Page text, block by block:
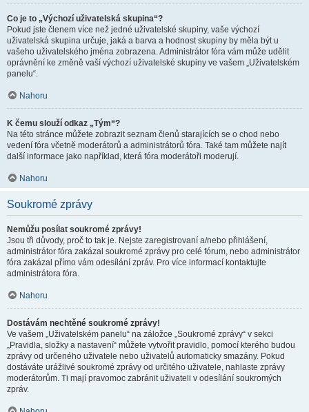
Co je to „Výchozí uživatelská skupina“?
Pokud jste členem více než jedné uživatelské skupiny, vaše výchozí
uživatelská skupina určuje, jaká a barva a hodnost skupiny by měla být u
vašeho uživatelského jména zobrazena. Administrátor fóra vám může udělit
oprávnění ke změně vaší výchozí uživatelské skupiny ve vašem „Uživatelském
panelu“.
Nahoru
K čemu slouží odkaz „Tým“?
Na této stránce můžete zobrazit seznam členů starajících se o chod nebo
vedení fóra včetně moderátorů a administrátorů fóra. Také tam můžete najít
další informace jako například, která fóra moderátoři moderují.
Nahoru
Soukromé zprávy
Nemůžu posílat soukromé zprávy!
Jsou tři důvody, proč to tak je. Nejste zaregistrovaní a/nebo přihlášení,
administrátor fóra zakázal soukromé zprávy pro celé fórum, nebo administrátor
fóra zakázal přímo vám odesílání zpráv. Pro více informací kontaktujte
administrátora fóra.
Nahoru
Dostávám nechtěné soukromé zprávy!
Ve vašem „Uživatelském panelu“ na záložce „Soukromé zprávy“ v sekci
„Pravidla, složky a nastavení“ můžete vytvořit pravidlo, pomocí kterého budou
zprávy od určeného uživatele nebo uživatelů automaticky smazány. Pokud
dostáváte urážlivé soukromé zprávy od určitého uživatele, nahlaste zprávy
moderátorům. Ti mají pravomoc zabránit uživateli v odesílání soukromých
zpráv.